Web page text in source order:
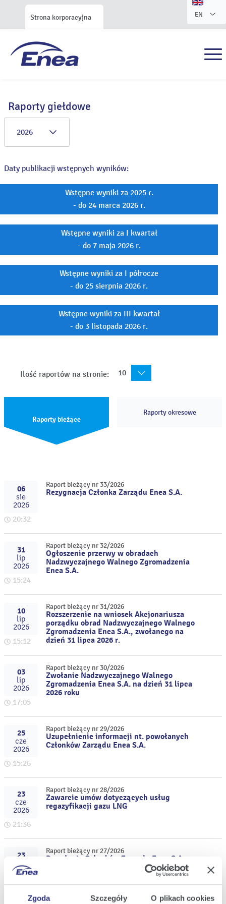
Zgoda Szczegóły O plikach cookies
Strona korporacyjna EN
Raporty giełdowe
2026
Daty publikacji wstępnych wyników:
Wstępne wyniki za 2025 r.
- do 24 marca 2026 r.
Wstępne wyniki za I kwartał
- do 7 maja 2026 r.
Wstępne wyniki za I półrocze
- do 25 sierpnia 2026 r.
Wstępne wyniki za III kwartał
- do 3 listopada 2026 r.
Ilość raportów na stronie: 10
Raporty bieżące
Raporty okresowe
06
sie
2026
20:32
Raport bieżący nr 33/2026
Rezygnacja Członka Zarządu Enea S.A.
31
lip
2026
15:24
Raport bieżący nr 32/2026
Ogłoszenie przerwy w obradach
Nadzwyczajnego Walnego Zgromadzenia
Enea S.A.
10
lip
2026
15:12
Raport bieżący nr 31/2026
Rozszerzenie na wniosek Akcjonariusza
porządku obrad Nadzwyczajnego Walnego
Zgromadzenia Enea S.A., zwołanego na
dzień 31 lipca 2026 r.
03
lip
2026
17:05
Raport bieżący nr 30/2026
Zwołanie Nadzwyczajnego Walnego
Zgromadzenia Enea S.A. na dzień 31 lipca
2026 roku
25
cze
2026
15:26
Raport bieżący nr 29/2026
Uzupełnienie informacji nt. powołanych
Członków Zarządu Enea S.A.
23
cze
2026
21:36
Raport bieżący nr 28/2026
Zawarcie umów dotyczących usług
regazyfikacji gazu LNG
23
cze
2026
18:52
Raport bieżący nr 27/2026
Powołanie Członków Zarządu Enea S.A.